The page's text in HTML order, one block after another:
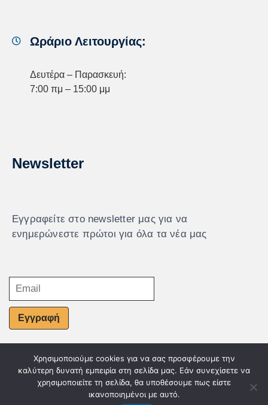
Ωράριο Λειτουργίας:
Δευτέρα – Παρασκευή:
7:00 πμ – 15:00 μμ
Newsletter
Εγγραφείτε στο newsletter μας για να
ενημερώνεστε πρώτοι για όλα τα νέα μας
Εγγραφή
© Powered by Knowledge AE
Χρησιμοποιούμε cookies για να σας προσφέρουμε την
καλύτερη δυνατή εμπειρία στη σελίδα μας. Εάν συνεχίσετε να
χρησιμοποιείτε τη σελίδα, θα υποθέσουμε πως είστε
ικανοποιημένοι με αυτό.